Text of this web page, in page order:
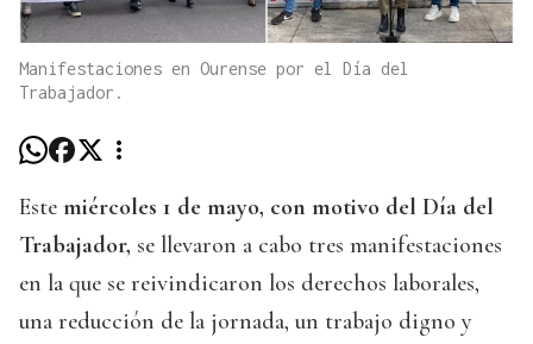
Manifestaciones en Ourense por el Día del
Trabajador.
Este miércoles 1 de mayo, con motivo del Día del
Trabajador, se llevaron a cabo tres manifestaciones
en la que se reivindicaron los derechos laborales,
una reducción de la jornada, un trabajo digno y